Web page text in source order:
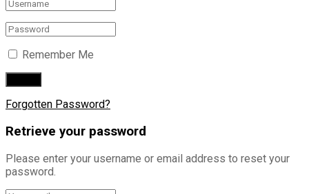
Remember Me
Forgotten Password?
Retrieve your password
Please enter your username or email address to reset your
password.